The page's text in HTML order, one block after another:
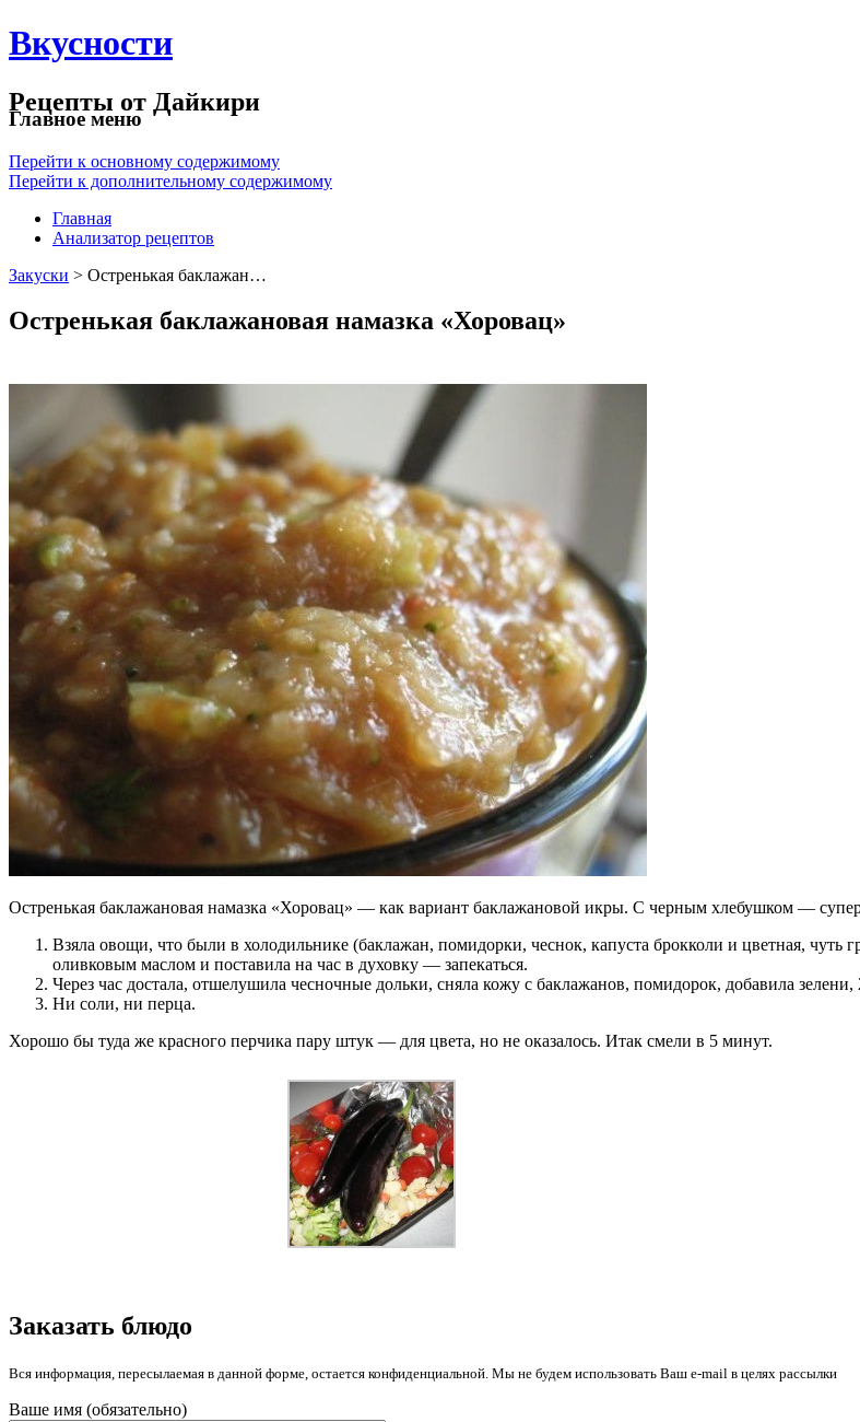
Вкусности
Рецепты от Дайкири
Главное меню
Перейти к основному содержимому
Перейти к дополнительному содержимому
Главная
Анализатор рецептов
Закуски > Остренькая баклажан…
Остренькая баклажановая намазка «Хоровац»
Остренькая баклажановая намазка «Хоровац» — как вариант баклажановой икры. С черным хлебушком —
Взяла овощи, что были в холодильнике (баклажан, помидорки, чеснок, капуста брокколи и цветная, чуть
оливковым маслом и поставила на час в духовку — запекаться.
Через час достала, отшелушила чесночные дольки, сняла кожу с баклажанов, помидорок, добавила
Ни соли, ни перца.
Хорошо бы туда же красного перчика пару штук — для цвета, но не оказалось. Итак смели в 5 минут.
Заказать блюдо
Вся информация, пересылаемая в данной форме, остается конфиденциальной. Мы не будем использовать Ваш e-mail в целях рассылки
Ваше имя (обязательно)